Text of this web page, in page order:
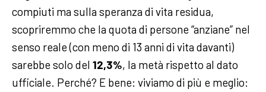
compiuti ma sulla speranza di vita residua,
scopriremmo che la quota di persone “anziane” nel
senso reale (con meno di 13 anni di vita davanti)
sarebbe solo del 12,3%, la metà rispetto al dato
ufficiale. Perché? E bene: viviamo di più e meglio: